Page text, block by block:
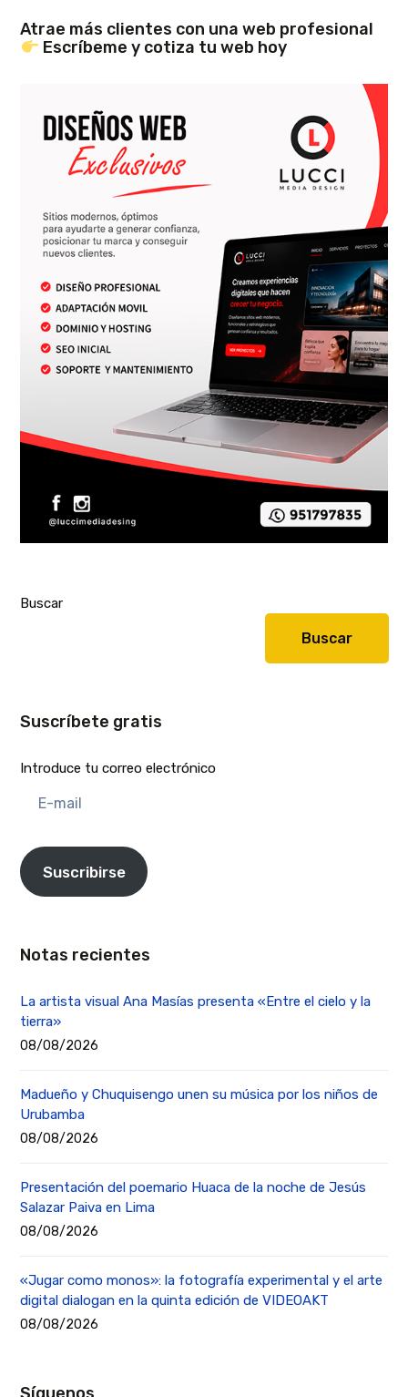
Atrae más clientes con una web profesional
Escríbeme y cotiza tu web hoy
Buscar
Buscar
Suscríbete gratis
Introduce tu correo electrónico
mail
Suscribirse
Notas recientes
La artista visual Ana Masías presenta «Entre el cielo y la
tierra»
08/08/2026
Madueño y Chuquisengo unen su música por los niños de
Urubamba
08/08/2026
Presentación del poemario Huaca de la noche de Jesús
Salazar Paiva en Lima
08/08/2026
«Jugar como monos»: la fotografía experimental y el arte
digital dialogan en la quinta edición de VIDEOAKT
08/08/2026